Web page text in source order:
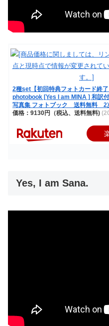
2種set【初回特典フォトカード終
photobook [Yes I am MINA ] 和訳
写真集 フォトブック 送料無料 2
価格：9130円（税込、送料無料)
Yes, I am Sana.